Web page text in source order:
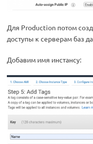
Для Production потом
доступы к серверам баз
Добавим имя инстансу: